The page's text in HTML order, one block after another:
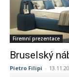
Firemní prezentace
Bruselský
Pietro Filipi -